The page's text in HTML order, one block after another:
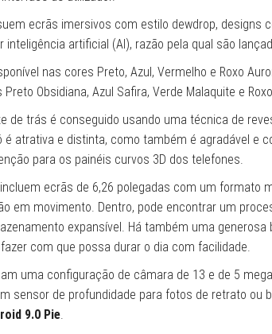
ecrãs imersivos com estilo dewdrop, designs
artificial (AI), razão pela qual são
nas cores Preto, Azul, Vermelho e Roxo
Obsidiana, Azul Safira, Verde Malaquite e
de trás é conseguido usando uma técnica de
é atrativa e distinta, como também é agradável e
para os painéis curvos 3D dos telefones.
ecrãs de 6,26 polegadas com um formato
em movimento. Dentro, pode encontrar um
expansível. Há também uma
com que possa durar o dia com facilidade.
uma configuração de câmara de 13 e de 5
sensor de profundidade para fotos de retrato ou
9.0 Pie.